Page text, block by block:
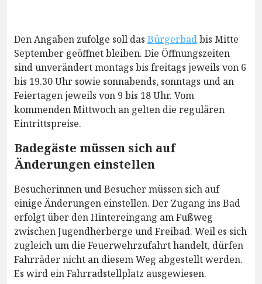
Den Angaben zufolge soll das Bürgerbadbis Mitte
September geöffnet bleiben. Die Öffnungszeiten
sind unverändert montags bis freitags jeweils von 6
bis 19.30 Uhr sowie sonnabends, sonntags und an
Feiertagen jeweils von 9 bis 18 Uhr. Vom
kommenden Mittwoch an gelten die regulären
Eintrittspreise.
Badegäste müssen sich auf
Änderungen einstellen
Besucherinnen und Besucher müssen sich auf
einige Änderungen einstellen. Der Zugang ins Bad
erfolgt über den Hintereingang am Fußweg
zwischen Jugendherberge und Freibad. Weil es sich
zugleich um die Feuerwehrzufahrt handelt, dürfen
Fahrräder nicht an diesem Weg abgestellt werden.
Es wird ein Fahrradstellplatz ausgewiesen.